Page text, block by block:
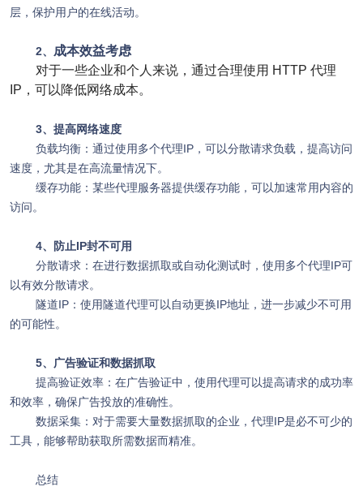
层，保护用户的在线活动。
2、 成本效益考虑
对于一些企业和个人来说，通过合理使用 HTTP 代理
IP，可以降低网络成本。
3、提高网络速度
负载均衡：通过使用多个代理IP，可以分散请求负载，提高访问
速度，尤其是在高流量情况下。
缓存功能：某些代理服务器提供缓存功能，可以加速常用内容的
访问。
4、防止IP封不可用
分散请求：在进行数据抓取或自动化测试时，使用多个代理IP可
以有效分散请求。
隧道IP：使用隧道代理可以自动更换IP地址，进一步减少不可用
的可能性。
5、广告验证和数据抓取
提高验证效率：在广告验证中，使用代理可以提高请求的成功率
和效率，确保广告投放的准确性。
数据采集：对于需要大量数据抓取的企业，代理IP是必不可少的
工具，能够帮助获取所需数据而精准。
总结